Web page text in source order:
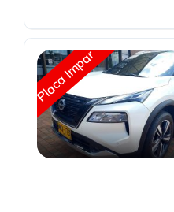
Placa Impar